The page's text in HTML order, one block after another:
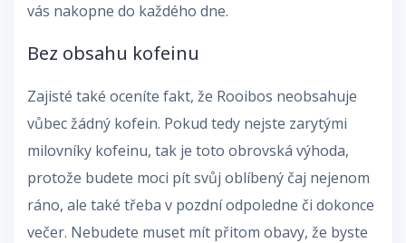
vás nakopne do každého dne.
Bez obsahu kofeinu
Zajisté také oceníte fakt, že Rooibos neobsahuje
vůbec žádný kofein. Pokud tedy nejste zarytými
milovníky kofeinu, tak je toto obrovská výhoda,
protože budete moci pít svůj oblíbený čaj nejenom
ráno, ale také třeba v pozdní odpoledne či dokonce
večer. Nebudete muset mít přitom obavy, že byste